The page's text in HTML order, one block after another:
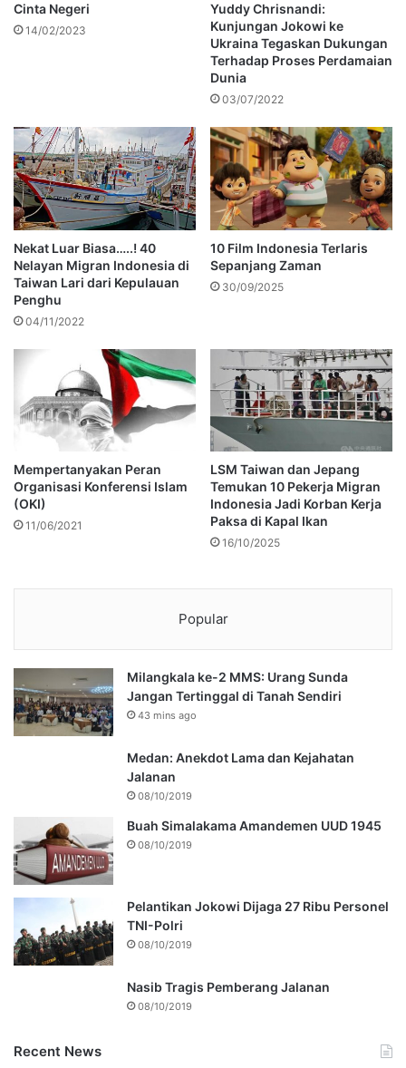
Cinta Negeri
14/02/2023
Yuddy Chrisnandi:
Kunjungan Jokowi ke
Ukraina Tegaskan Dukungan
Terhadap Proses Perdamaian
Dunia
03/07/2022
Nekat Luar Biasa…..! 40
Nelayan Migran Indonesia di
Taiwan Lari dari Kepulauan
Penghu
04/11/2022
10 Film Indonesia Terlaris
Sepanjang Zaman
30/09/2025
Mempertanyakan Peran
Organisasi Konferensi Islam
(OKI)
11/06/2021
LSM Taiwan dan Jepang
Temukan 10 Pekerja Migran
Indonesia Jadi Korban Kerja
Paksa di Kapal Ikan
16/10/2025
Popular
Milangkala ke-2 MMS: Urang Sunda
Jangan Tertinggal di Tanah Sendiri
43 mins ago
Medan: Anekdot Lama dan Kejahatan
Jalanan
08/10/2019
Buah Simalakama Amandemen UUD 1945
08/10/2019
Pelantikan Jokowi Dijaga 27 Ribu Personel
TNI-Polri
08/10/2019
Nasib Tragis Pemberang Jalanan
08/10/2019
Recent News